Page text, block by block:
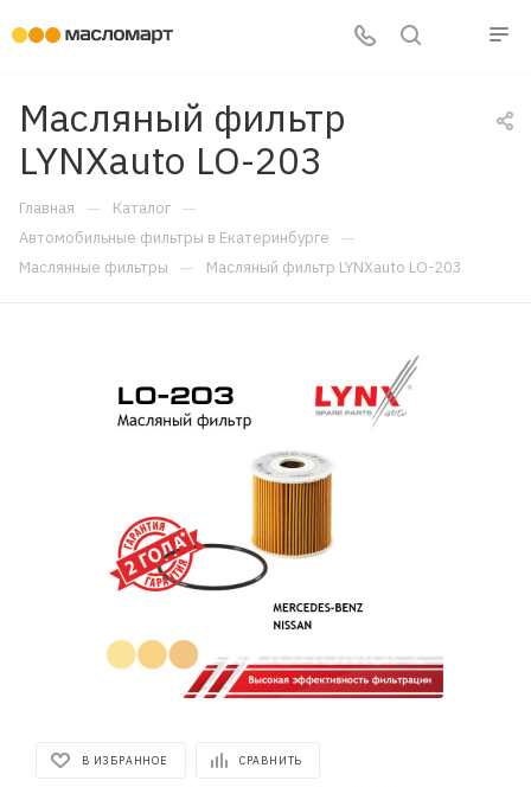
Масляный фильтр
LYNXauto LO-203
Главная — Каталог —
Автомобильные фильтры в Екатеринбурге —
Маслянные фильтры — Масляный фильтр LYNXauto LO-203
В ИЗБРАННОЕ СРАВНИТЬ